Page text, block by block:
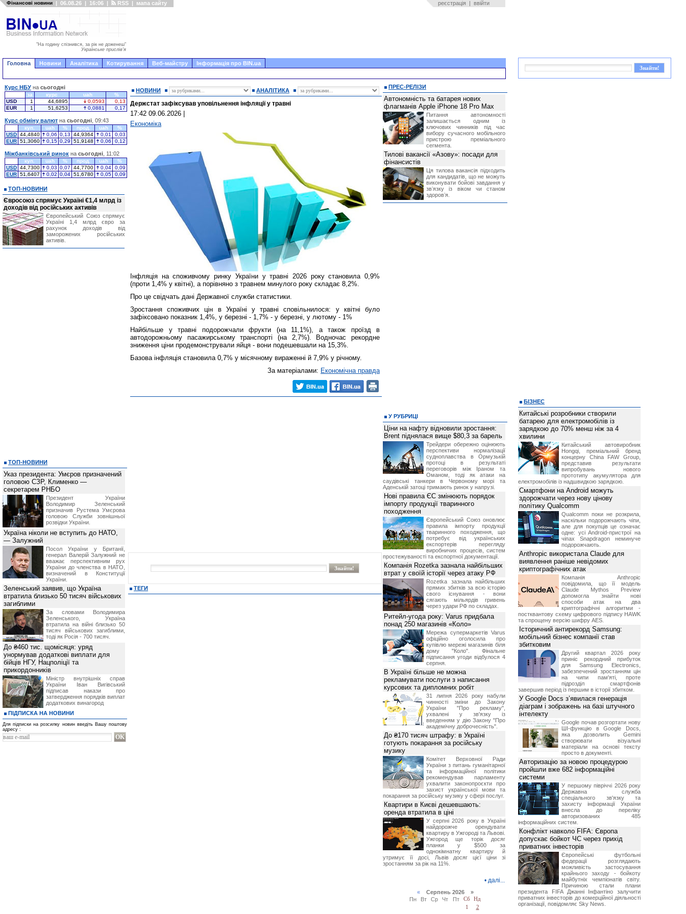
Фінансові новини | 06.08.26 | 16:06 | RSS | мапа сайту реєстрація | ввійти
"На годину спізнився, за рік не доженеш"
Українське прислів'я
Головна Новини Аналітика Котирування Веб-майстру Інформація про BIN.ua
НОВИНИ АНАЛІТИКА
Держстат зафіксував уповільнення інфляції у травні
17:42 09.06.2026
Економіка
Інфляція на споживчому ринку України у травні 2026 року становила 0,9%
(проти 1,4% у квітні), а порівняно з травнем минулого року складає 8,2%.
Про це свідчать дані Державної служби статистики.
Зростання споживчих цін в Україні у травні сповільнилося: у квітні було
зафіксовано показник 1,4%, у березні - 1,7% - у березні, у лютому - 1%
Найбільше у травні подорожчали фрукти (на 11,1%), а також проїзд в
автодорожньому пасажирському транспорті (на 2,7%). Водночас рекордне
зниження ціни продемонстрували яйця - вони подешевшали на 15,3%.
Базова інфляція становила 0,7% у місячному вираженні й 7,9% у річному.
За матеріалами: Економічна правда
ТЕГИ
Курс НБУ на сьогодні
за курс uah
%
USD
1 44,6895 0,0593
0,13
EUR
1 51,6253 0,0881 0,17
Курс обміну валют на сьогодні , 09:43
куп. uah % прод. uah
%
USD 44,4840 0,06 0,13 44,9364 0,01
0,03
EUR 51,3060 0,15 0,29 51,9148 0,06 0,12
Міжбанківський ринок на сьогодні , 11:02
куп. uah % прод. uah
%
USD 44,7300 0,03 0,07 44,7700 0,04
0,09
EUR 51,6407 0,02 0,04 51,6780 0,05 0,09
ТОП-НОВИНИ
Євросоюз спрямує Україні €1,4 млрд із
доходів від російських активів
Європейський Союз спрямує
Україні 1,4 млрд євро за
рахунок доходів від
заморожених російських
активів.
ТОП-НОВИНИ
Указ президента: Умєров призначений
головою СЗР, Клименко —
секретарем РНБО
Президент України
Володимир Зеленський
призначив Pустема Умєрова
головою Служби зовнішньої
розвідки України.
Україна ніколи не вступить до НАТО,
— Залужний
Посол України у Британії,
генерал Валерій Залужний не
вважає перспективним рух
України до членства в НАТО,
визначений в Конституції
України.
Зеленський заявив, що Україна
втратила близько 50 тисяч військових
загиблими
За словами Володимира
Зеленського, Україна
втратила на війні близько 50
тисяч військових загиблими,
тоді як Росія - 700 тисяч.
До ₴460 тис. щомісяця: уряд
унормував додаткові виплати для
бійців НГУ, Нацполіції та
прикордонників
Міністр внутрішніх справ
України Іван Вигівський
підписав накази про
затвердження порядків виплат
додаткових винагород
ПІДПИСКА НА НОВИНИ
Для підписки на розсилку новин введіть Вашу поштову
адресу :
ПРЕС-РЕЛІЗИ
Автономність та батарея нових
флагманів Apple iPhone 18 Pro Max
Питання автономності
залишається одним із
ключових чинників під час
вибору сучасного мобільного
пристрою преміального
сегмента.
Тилові вакансії «Азову»: посади для
фінансистів
Ця тилова вакансія підходить
для кандидатів, що не можуть
виконувати бойові завдання у
звʼязку із віком чи станом
здоровʼя.
У РУБРИЦІ
Ціни на нафту відновили зростання:
Brent піднялася вище $80,3 за барель
Трейдери обережно оцінюють
перспективи нормалізації
судноплавства в Ормузькій
протоці в результаті
переговорів між Іраном та
Оманом, тоді як атаки на
саудівські танкери в Червоному морі та
Аденській затоці тримають ринок у напрузі.
Нові правила ЄС змінюють порядок
імпорту продукції тваринного
походження
Європейський Союз оновлює
правила імпорту продукції
тваринного походження, що
потребує від українських
експортерів перегляду
виробничих процесів, систем
простежуваності та експортної документації.
Компанія Rozetka зазнала найбільших
втрат у своїй історії через атаку РФ
Rozetka зазнала найбільших
прямих збитків за всю історію
свого існування - вони
сягають мільярдів гривень
через удари РФ по складах.
Ритейл-угода року: Varus придбала
понад 250 магазинів «Коло»
Мережа супермаркетів Varus
офіційно оголосила про
купівлю мережі магазинів біля
дому "Коло". Фінальне
підписання угоди відбулося 4
серпня.
В Україні більше не можна
рекламувати послуги з написання
курсових та дипломних робіт
31 липня 2026 року набули
чинності зміни до Закону
України "Про рекламу",
ухвалені у зв'язку із
введенням у дію Закону "Про
академічну доброчесність".
До ₴170 тисяч штрафу: в Україні
готують покарання за російську
музику
Комітет Верховної Ради
України з питань гуманітарної
та інформаційної політики
рекомендував парламенту
ухвалити законопроєкти про
захист української мови та
покарання за російську музику у сфері послуг.
Квартири в Києві дешевшають:
оренда втратила в ціні
У серпні 2026 року в Україні
найдорожче орендувати
квартиру в Ужгороді та Львові.
Ужгород ще торік досяг
планки у $500 за
однокімнатну квартиру й
утримує її досі, Львів досяг цієї ціни зі
зростанням за рік на 11%.
• далі...
«Серпень 2026 »
Пн
Вт Ср Чт Пт Сб
Нд
1
2
БІЗНЕС
Китайські розробники створили
батарею для електромобілів із
зарядкою до 70% менш ніж за 4
хвилини
Китайський автовиробник
Hongqi, преміальний бренд
концерну China FAW Group,
представив результати
випробувань нового
прототипу акумулятора для
електромобілів із надшвидкою зарядкою.
Смартфони на Android можуть
здорожчати через нову цінову
політику Qualcomm
Qualcomm поки не розкрила,
наскільки подорожчають чіпи,
але для покупців це означає
одне: усі Android-пристрої на
чіпах Snapdragon неминуче
подорожчають.
Anthropic використала Claude для
виявлення раніше невідомих
криптографічних атак
Компанія Anthropic
повідомила, що її модель
Claude Mythos Preview
допомогла знайти нові
способи атак на два
криптографічні алгоритми -
постквантову схему цифрового підпису HAWK
та спрощену версію шифру AES.
Історичний антирекорд Samsung:
мобільний бізнес компанії став
збитковим
Другий квартал 2026 року
приніс рекордний прибуток
для Samsung Electronics,
забезпечений зростанням цін
на чипи пам'яті, проте
підрозділ смартфонів
завершив період із першим в історії збитком.
У Google Docs з’явилася генерація
діаграм і зображень на базі штучного
інтелекту
Google почав розгортати нову
ШІ-функцію в Google Docs,
яка дозволить Gemini
створювати візуальні
матеріали на основі тексту
просто в документі.
Авторизацію за новою процедурою
пройшли вже 682 інформаційні
системи
У першому півріччі 2026 року
Державна служба
спеціального зв'язку та
захисту інформації України
внесла до переліку
авторизованих 485
інформаційних систем.
Конфлікт навколо FIFA: Європа
допускає бойкот ЧС через прихід
приватних інвесторів
Європейські футбольні
федерації розглядають
можливість застосування
крайнього заходу - бойкоту
майбутніх чемпіонатів світу.
Причиною стали плани
президента FIFA Джанні Інфантіно залучити
приватних інвесторів до комерційної діяльності
організації, повідомляє Sky News.